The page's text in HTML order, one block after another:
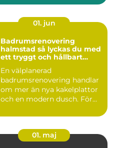
01. jun
Badrumsrenovering
halmstad så lyckas du med
ett tryggt och hållbart
En välplanerad
badrumsrenovering handlar
om mer än nya kakelplattor
och en modern dusch. För
01. maj